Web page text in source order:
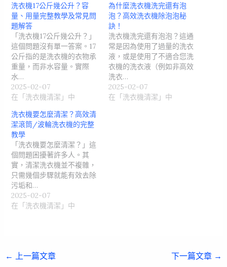
洗衣機17公斤幾公升？容
量、用量完整教學及常見問
題解答
「洗衣機17公斤幾公升？」
這個問題沒有單一答案。17
公斤指的是洗衣機的衣物承
重量，而非水容量。實際
水…
2025-02-07
在「洗衣機清潔」中
為什麼洗衣機洗完還有泡
泡？高效洗衣機除泡泡秘
訣！
洗衣機洗完還有泡泡？這通
常是因為使用了過量的洗衣
液，或是使用了不適合您洗
衣機的洗衣液（例如非高效
洗衣…
2025-02-07
在「洗衣機清潔」中
洗衣機要怎麼清潔？高效清
潔滾筒/波輪洗衣機的完整
教學
「洗衣機要怎麼清潔？」這
個問題困擾著許多人。其
實，清潔洗衣機並不複雜，
只需幾個步驟就能有效去除
污垢和…
2025-02-07
在「洗衣機清潔」中
← 上一篇文章 下一篇文章 →